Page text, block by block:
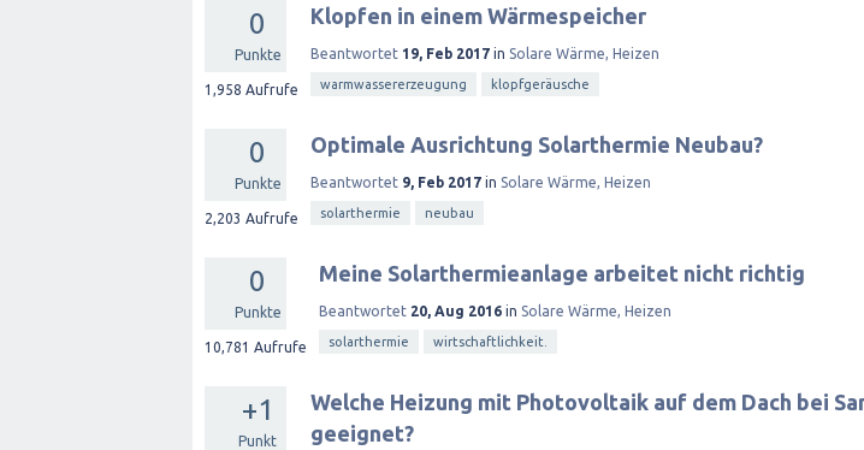
0
Punkte
1,958 Aufrufe
Klopfen in einem Wärmespeicher
Beantwortet 19, Feb 2017 in Solare Wärme, Heizen
warmwassererzeugung klopfgeräusche
0
Punkte
2,203 Aufrufe
Optimale Ausrichtung Solarthermie Neubau?
Beantwortet 9, Feb 2017 in Solare Wärme, Heizen
solarthermie neubau
0
Punkte
10,781 Aufrufe
Meine Solarthermieanlage arbeitet nicht richtig
Beantwortet 20, Aug 2016 in Solare Wärme, Heizen
solarthermie wirtschaftlichkeit.
+1
Punkt
Welche Heizung mit Photovoltaik auf dem Dach bei
geeignet?